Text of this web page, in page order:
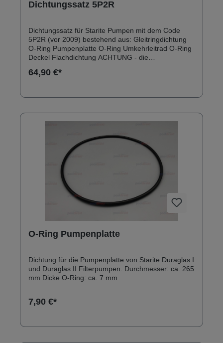
Dichtungssatz 5P2R
Dichtungssatz für Starite Pumpen mit dem Code
5P2R (vor 2009) bestehend aus: Gleitringdichtung
O-Ring Pumpenplatte O-Ring Umkehrleitrad O-Ring
Deckel Flachdichtung ACHTUNG - die
Die anderen Dichtungen passen.
64,90 €*
O-Ring Pumpenplatte
Dichtung für die Pumpenplatte von Starite Duraglas I
und Duraglas II Filterpumpen. Durchmesser: ca. 265
mm Dicke O-Ring: ca. 7 mm
7,90 €*